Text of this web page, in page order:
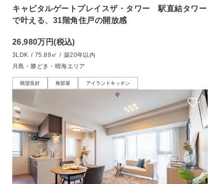
キャピタルゲートプレイスザ・タワー 駅直結タワー
で叶える、31階角住戸の開放感
26,980万円(税込)
3LDK / 75.89㎡ / 築20年以内
月島・勝どき・晴海エリア
眺望良好 角部屋 アイランドキッチン